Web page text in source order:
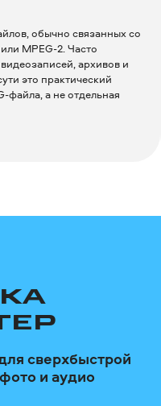
обычно связанных со
MPEG-2. Часто
архивов и
это практический
файла, а не отдельная
сверхбыстрой
и аудио